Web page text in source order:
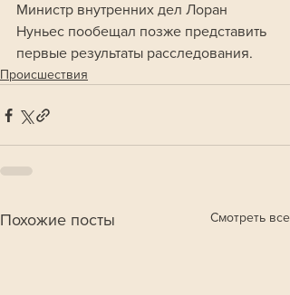
Министр внутренних дел Лоран
Нуньес пообещал позже представить
первые результаты расследования.
Происшествия
Похожие посты Смотреть все